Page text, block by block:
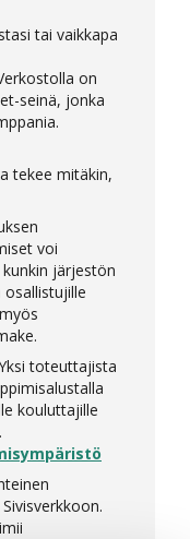
tai vaikkapa
on
seinä, jonka
tekee mitäkin,
voi
järjestön
toteuttajista
kouluttajille